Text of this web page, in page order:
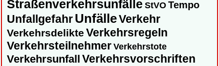
Straßenverkehrsunfälle StVOTempo
UnfallgefahrUnfälleVerkehr
Verkehrsdelikte Verkehrsregeln
Verkehrsteilnehmer Verkehrstote
Verkehrsunfall Verkehrsvorschriften